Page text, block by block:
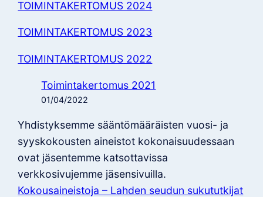
TOIMINTAKERTOMUS 2024
TOIMINTAKERTOMUS 2023
TOIMINTAKERTOMUS 2022
Toimintakertomus 2021
01/04/2022
Yhdistyksemme sääntömääräisten vuosi- ja
syyskokousten aineistot kokonaisuudessaan
ovat jäsentemme katsottavissa
verkkosivujemme jäsensivuilla.
Kokousaineistoja – Lahden seudun sukututkijat